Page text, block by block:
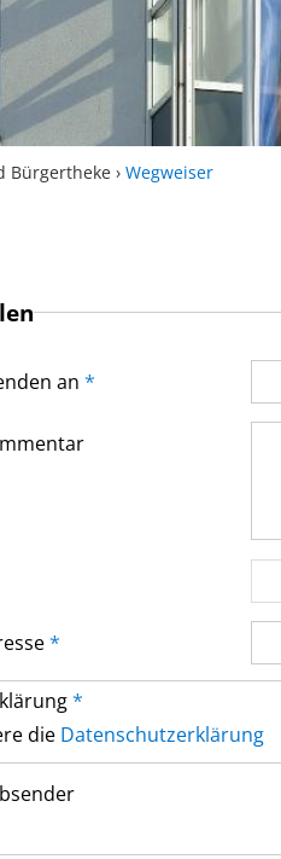
Bürgertheke › Wegweiser
an *
*
*
die Datenschutz­erklärung